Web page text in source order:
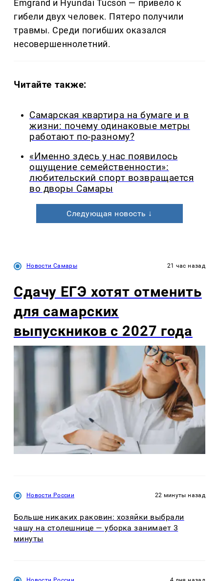
Emgrand и Hyundai Tucson — привело к
гибели двух человек. Пятеро получили
травмы. Среди погибших оказался
несовершеннолетний.
Читайте также:
Самарская квартира на бумаге и в
жизни: почему одинаковые метры
работают по-разному?
«Именно здесь у нас появилось
ощущение семейственности»:
любительский спорт возвращается
во дворы Самары
Следующая новость ↓
Новости Самары 21 час назад
Сдачу ЕГЭ хотят отменить
для самарских
выпускников с 2027 года
Новости России 22 минуты назад
Больше никаких раковин: хозяйки выбрали
чашу на столешнице — уборка занимает 3
минуты